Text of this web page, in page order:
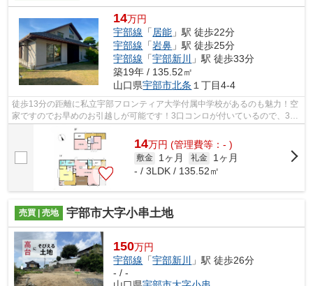
14万円
宇部線 「居能 」駅 徒歩22分
宇部線 「岩鼻 」駅 徒歩25分
宇部線 「宇部新川 」駅 徒歩33分
築19年 / 135.52㎡
山口県宇部市北条 １丁目4-4
徒歩13分の距離に私立宇部フロンティア大学付属中学校があるのも魅力！空
家ですのでお早めのお引越しが可能です！3口コンロが付いているので、3つ
の料理を同時に進められて時短につな...
14万円 (管理費等：- )
敷金 1ヶ月 礼金
1ヶ月
- / 3LDK / 135.52㎡
売買 | 売地 宇部市大字小串土地
150万円
宇部線 「宇部新川
」駅 徒歩26分
- / -